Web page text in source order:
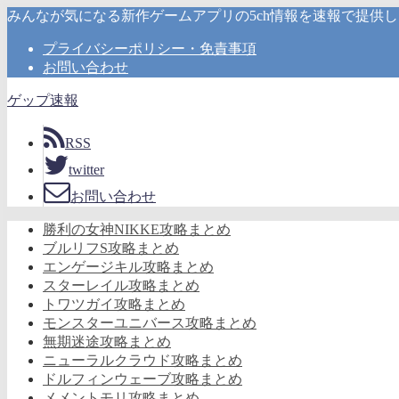
みんなが気になる新作ゲームアプリの5ch情報を速報で提供
プライバシーポリシー・免責事項
お問い合わせ
ゲップ速報
RSS
twitter
お問い合わせ
勝利の女神NIKKE攻略まとめ
ブルリフS攻略まとめ
エンゲージキル攻略まとめ
スターレイル攻略まとめ
トワツガイ攻略まとめ
モンスターユニバース攻略まとめ
無期迷途攻略まとめ
ニューラルクラウド攻略まとめ
ドルフィンウェーブ攻略まとめ